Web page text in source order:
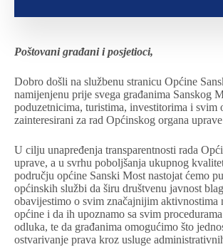
Poštovani građani i posjetioci,
Dobro došli na službenu stranicu Općine
namijenjenu prije svega građanima Sanskog
poduzetnicima, turistima, investitorima i svim
zainteresirani za rad Općinskog organa
U cilju unapređenja transparentnosti rada
uprave, a u svrhu poboljšanja ukupnog
području općine Sanski Most nastojat ćemo
općinskih službi da širu društvenu javnost
obavijestimo o svim značajnijim aktivnostima
općine i da ih upoznamo sa svim
odluka, te da građanima omogućimo što
ostvarivanje prava kroz usluge